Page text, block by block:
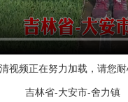
视频正在努力加载，请您
吉林省-大安市-舍力镇